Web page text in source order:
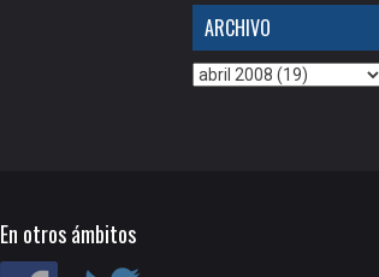
ARCHIVO
En otros ámbitos